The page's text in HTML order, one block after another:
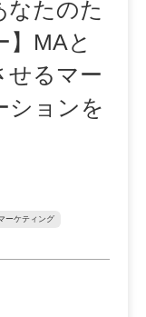
なたのた
MAと
せるマー
ションを
ーケティング